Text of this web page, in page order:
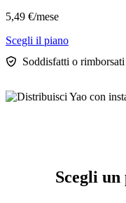
5,49 €/mese
Scegli il piano
Soddisfatti o
Scegli un